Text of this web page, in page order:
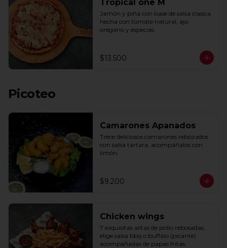
Tropical one M
Jamón y piña con base de salsa clasica
hecha con tomate natural, ajo,
oregano y especias.
$13.500
Picoteo
Camarones Apanados
Trece deliciosos camarones rebozados
con salsa tártara, acompáñalos con
limón.
$9.200
Chicken wings
7 exquisitas alitas de pollo rebosadas,
elige salsa bbq o buffalo (picante)
acompañadas de papas fritas.